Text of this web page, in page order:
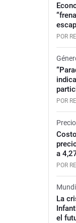
POR
POR
a
POR
La
el